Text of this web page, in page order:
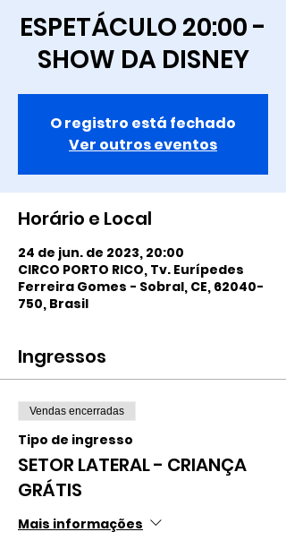
ESPETÁCULO 20:00 -
SHOW DA DISNEY
O registro está fechado
Ver outros eventos
Horário e Local
24 de jun. de 2023, 20:00
CIRCO PORTO RICO, Tv. Eurípedes
Ferreira Gomes - Sobral, CE, 62040-
750, Brasil
Ingressos
Vendas encerradas
Tipo de ingresso
SETOR LATERAL - CRIANÇA
GRÁTIS
Mais informações